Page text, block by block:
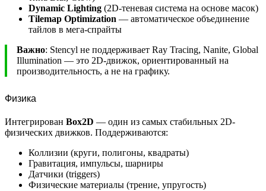
Dynamic Lighting (2D-теневая система на основе масок)
Tilemap Optimization — автоматическое объединение
тайлов в мега-спрайты
Важно: Stencyl не поддерживает Ray Tracing, Nanite, Global
Illumination — это 2D-движок, ориентированный на
производительность, а не на графику.
Физика
Интегрирован Box2D — один из самых стабильных 2D-
физических движков. Поддерживаются:
Коллизии (круги, полигоны, квадраты)
Гравитация, импульсы, шарниры
Датчики (triggers)
Физические материалы (трение, упругость)